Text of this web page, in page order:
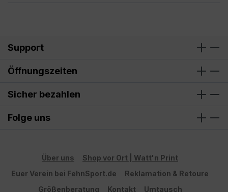
Support
Öffnungszeiten
Sicher bezahlen
Folge uns
Über uns
Shop vor Ort | Watt'n Print
Euer Verein bei FehnSport.de
Reklamation & Retoure
Größenberatung
Kontakt Umtausch